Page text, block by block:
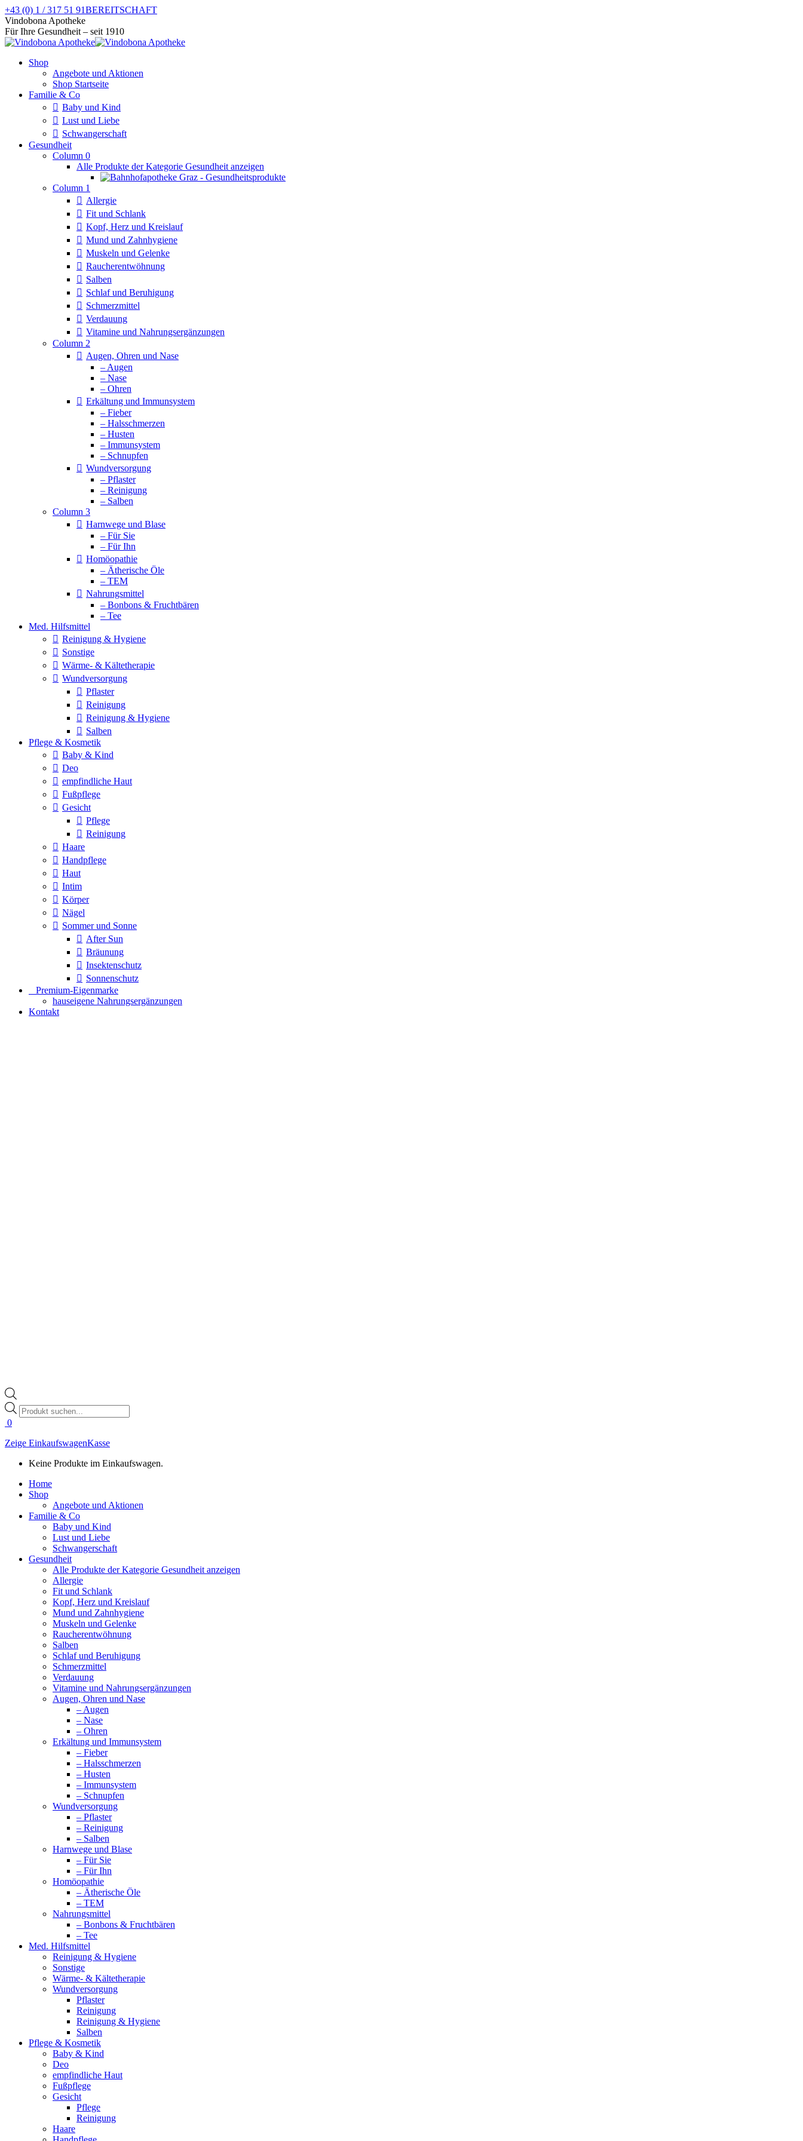
Zum
Inhalt
springen
+43 (0) 1 / 317 51 91BEREITSCHAFT
Facebook
page
opens
new
Instagram
page
opens
new
Vindobona Apotheke
Für Ihre Gesundheit – seit 1910
Shop
Angebote und Aktionen
Shop Startseite
Familie & Co
Baby und Kind
Lust und Liebe
Schwangerschaft
Gesundheit
Column 0
Alle Produkte der Kategorie Gesundheit anzeigen
Column 1
Allergie
Fit und Schlank
Kopf, Herz und Kreislauf
Mund und Zahnhygiene
Muskeln und Gelenke
Raucherentwöhnung
Salben
Schlaf und Beruhigung
Schmerzmittel
Verdauung
Vitamine und Nahrungsergänzungen
Column 2
Augen, Ohren und Nase
– Augen
– Nase
– Ohren
Erkältung und Immunsystem
– Fieber
– Halsschmerzen
– Husten
– Immunsystem
– Schnupfen
Wundversorgung
– Pflaster
– Reinigung
– Salben
Column 3
Harnwege und Blase
– Für Sie
– Für Ihn
Homöopathie
– Ätherische Öle
– TEM
Nahrungsmittel
– Bonbons & Fruchtbären
– Tee
Med. Hilfsmittel
Reinigung & Hygiene
Sonstige
Wärme- & Kältetherapie
Wundversorgung
Pflaster
Reinigung
Reinigung & Hygiene
Salben
Pflege & Kosmetik
Baby & Kind
Deo
empfindliche Haut
Fußpflege
Gesicht
Pflege
Reinigung
Haare
Handpflege
Haut
Intim
Körper
Nägel
Sommer und Sonne
After Sun
Bräunung
Insektenschutz
Sonnenschutz
⠀​Premium-Eigenmarke
hauseigene Nahrungsergänzungen
Kontakt
Products
search
0
Zeige EinkaufswagenKasse
Keine Produkte im Einkaufswagen.
Home
Shop
Angebote und Aktionen
Familie & Co
Baby und Kind
Lust und Liebe
Schwangerschaft
Gesundheit
Alle Produkte der Kategorie Gesundheit anzeigen
Allergie
Fit und Schlank
Kopf, Herz und Kreislauf
Mund und Zahnhygiene
Muskeln und Gelenke
Raucherentwöhnung
Salben
Schlaf und Beruhigung
Schmerzmittel
Verdauung
Vitamine und Nahrungsergänzungen
Augen, Ohren und Nase
– Augen
– Nase
– Ohren
Erkältung und Immunsystem
– Fieber
– Halsschmerzen
– Husten
– Immunsystem
– Schnupfen
Wundversorgung
– Pflaster
– Reinigung
– Salben
Harnwege und Blase
– Für Sie
– Für Ihn
Homöopathie
– Ätherische Öle
– TEM
Nahrungsmittel
– Bonbons & Fruchtbären
– Tee
Med. Hilfsmittel
Reinigung & Hygiene
Sonstige
Wärme- & Kältetherapie
Wundversorgung
Pflaster
Reinigung
Reinigung & Hygiene
Salben
Pflege & Kosmetik
Baby & Kind
Deo
empfindliche Haut
Fußpflege
Gesicht
Pflege
Reinigung
Haare